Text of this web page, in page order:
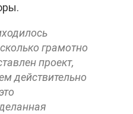
грамотно
проект,
действительно